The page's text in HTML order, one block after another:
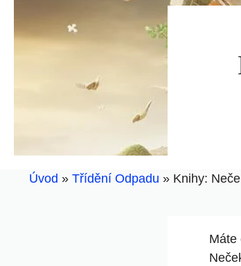
Úvod » Třídění Odpadu » Knihy:
Máte